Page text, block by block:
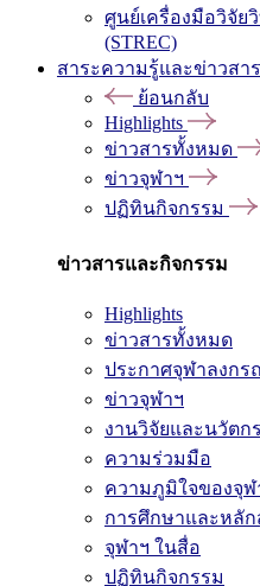
ศูนย์เครื่องมือวิจัย
(STREC)
สาระความรู้และข่าวสาร
ย้อนกลับ
Highlights
ข่าวสารทั้งหมด
ข่าวจุฬาฯ
ปฏิทินกิจกรรม
ข่าวสารและกิจกรรม
Highlights
ข่าวสารทั้งหมด
ประกาศจุฬาลงก
ข่าวจุฬาฯ
งานวิจัยและนวัตก
ความร่วมมือ
ความภูมิใจของจุฬ
การศึกษาและหลัก
จุฬาฯ ในสื่อ
ปฏิทินกิจกรรม